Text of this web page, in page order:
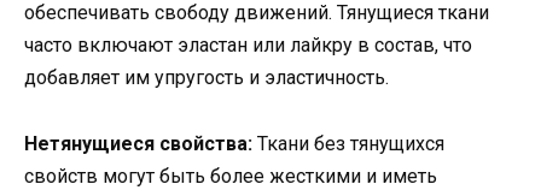
обеспечивать свободу движений. Тянущиеся ткани
часто включают эластан или лайкру в состав, что
добавляет им упругость и эластичность.
Нетянущиеся свойства: Ткани без тянущихся
свойств могут быть более жесткими и иметь